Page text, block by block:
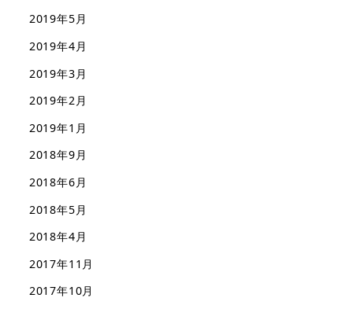
2019年5月
2019年4月
2019年3月
2019年2月
2019年1月
2018年9月
2018年6月
2018年5月
2018年4月
2017年11月
2017年10月